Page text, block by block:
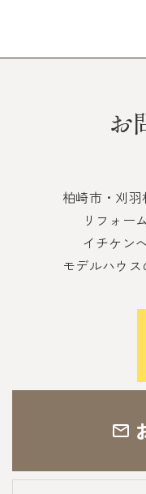
お
柏崎市・刈羽
リフォー
イチケン
モデルハウス